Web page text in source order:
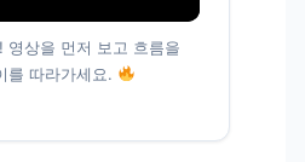
영상을 먼저 보고 흐름을
를 따라가세요.